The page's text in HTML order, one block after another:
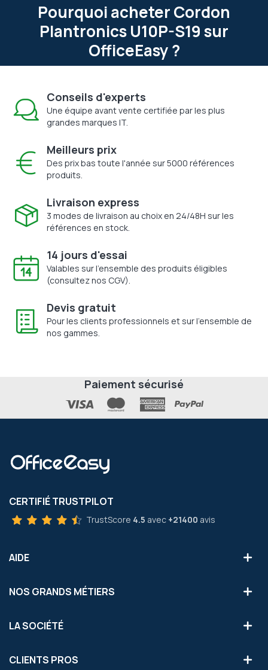
Pourquoi acheter Cordon
Plantronics U10P-S19 sur
OfficeEasy ?
Conseils d'experts
Une équipe avant vente certifiée par les plus
grandes marques IT.
Meilleurs prix
Des prix bas toute l'année sur 5000 références
produits.
Livraison express
3 modes de livraison au choix en 24/48H sur les
références en stock.
14 jours d'essai
Valables sur l'ensemble des produits éligibles
(consultez nos CGV).
Devis gratuit
Pour les clients professionnels et sur l'ensemble de
nos gammes.
Paiement sécurisé
CERTIFIÉ TRUSTPILOT
TrustScore 4.5 avec +21400 avis
AIDE
NOS GRANDS MÉTIERS
LA SOCIÉTÉ
CLIENTS PROS